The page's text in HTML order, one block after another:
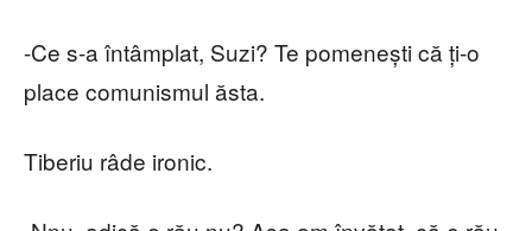
-Ce s-a întâmplat, Suzi? Te pomenești că ți-o
place comunismul ăsta.
Tiberiu râde ironic.